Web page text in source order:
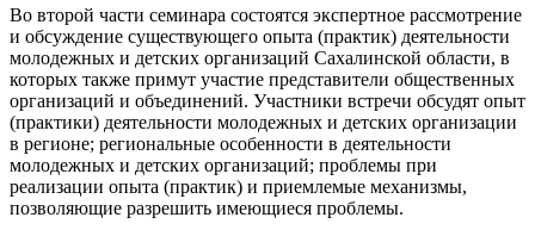
Во второй части семинара состоятся экспертное рассмотрение
и обсуждение существующего опыта (практик) деятельности
молодежных и детских организаций Сахалинской области, в
которых также примут участие представители общественных
организаций и объединений. Участники встречи обсудят опыт
(практики) деятельности молодежных и детских организации
в регионе; региональные особенности в деятельности
молодежных и детских организаций; проблемы при
реализации опыта (практик) и приемлемые механизмы,
позволяющие разрешить имеющиеся проблемы.